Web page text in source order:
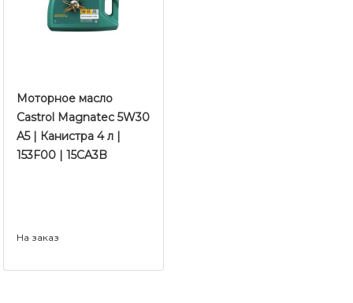
Моторное масло
Castrol Magnatec 5W30
A5 | Канистра 4 л |
153F00 | 15CA3B
На заказ